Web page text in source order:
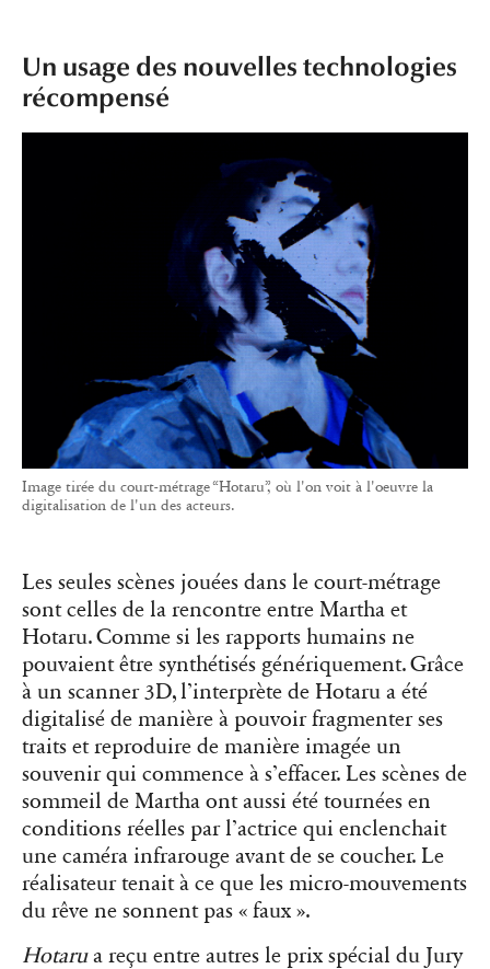
Un usage des nouvelles technologies
récompensé
Image tirée du court-métrage “Hotaru”, où l'on voit à l'oeuvre la
digitalisation de l'un des acteurs.
Les seules scènes jouées dans le court-métrage
sont celles de la rencontre entre Martha et
Hotaru. Comme si les rapports humains ne
pouvaient être synthétisés génériquement. Grâce
à un scanner 3D, l’interprète de Hotaru a été
digitalisé de manière à pouvoir fragmenter ses
traits et reproduire de manière imagée un
souvenir qui commence à s’effacer. Les scènes de
sommeil de Martha ont aussi été tournées en
conditions réelles par l’actrice qui enclenchait
une caméra infrarouge avant de se coucher. Le
réalisateur tenait à ce que les micro-mouvements
du rêve ne sonnent pas « faux ».
Hotarua reçu entre autres le prix spécial du Jury